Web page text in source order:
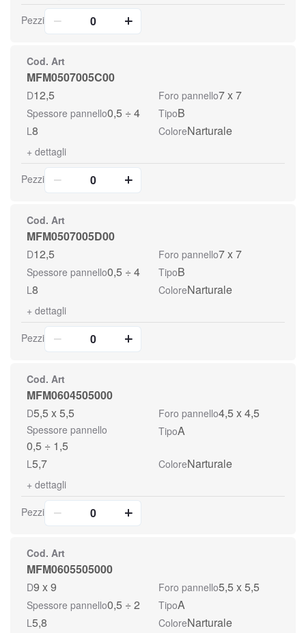
Pezzi
Cod. Art
MFM0507005C00
D12,5 Foro pannello7 x 7
Spessore pannello0,5 ÷ 4 TipoB
L8 ColoreNarturale
+ dettagli
Pezzi
Cod. Art
MFM0507005D00
D12,5 Foro pannello7 x 7
Spessore pannello0,5 ÷ 4 TipoB
L8 ColoreNarturale
+ dettagli
Pezzi
Cod. Art
MFM0604505000
D5,5 x 5,5 Foro pannello4,5 x 4,5
Spessore pannello
0,5 ÷ 1,5
TipoA
L5,7 ColoreNarturale
+ dettagli
Pezzi
Cod. Art
MFM0605505000
D9 x 9 Foro pannello5,5 x 5,5
Spessore pannello0,5 ÷ 2 TipoA
L5,8 ColoreNarturale